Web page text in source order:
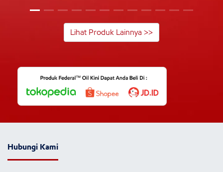
Lihat Produk Lainnya >>
Hubungi Kami